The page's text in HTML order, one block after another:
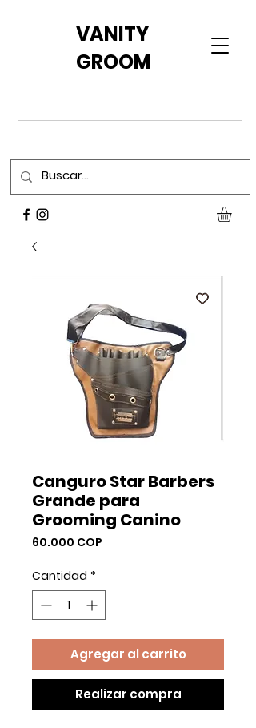
VANITY
GROOM
Canguro Star Barbers
Grande para
Grooming Canino
60.000 COP
Cantidad *
Agregar al carrito
Realizar compra